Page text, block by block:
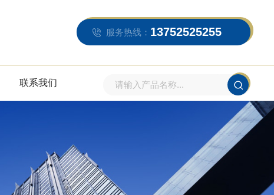
服务热线： 13752525255
联系我们